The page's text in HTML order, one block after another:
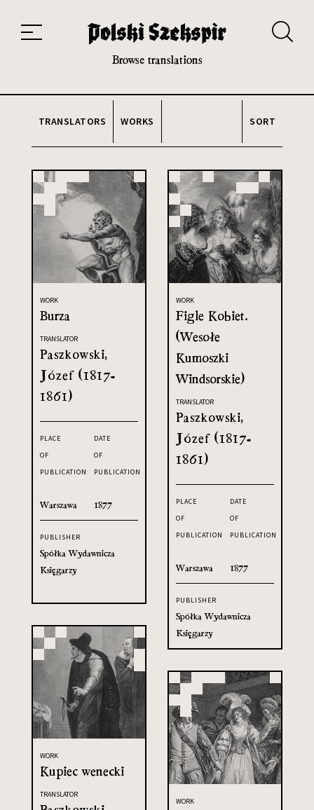
20th and 21st century module
Browse translations
TRANSLATORS WORKS SORT
WORK
Burza
TRANSLATOR
Paszkowski,
Józef (1817-
1861)
PLACE
OF
PUBLICATION
Warszawa
DATE
OF
PUBLICATION
1877
PUBLISHER
Spółka Wydawnicza
Księgarzy
WORK
Figle Kobiet.
(Wesołe
Kumoszki
Windsorskie)
TRANSLATOR
Paszkowski,
Józef (1817-
1861)
PLACE
OF
PUBLICATION
Warszawa
DATE
OF
PUBLICATION
1877
PUBLISHER
Spółka Wydawnicza
Księgarzy
WORK
Kupiec wenecki
TRANSLATOR
WORK